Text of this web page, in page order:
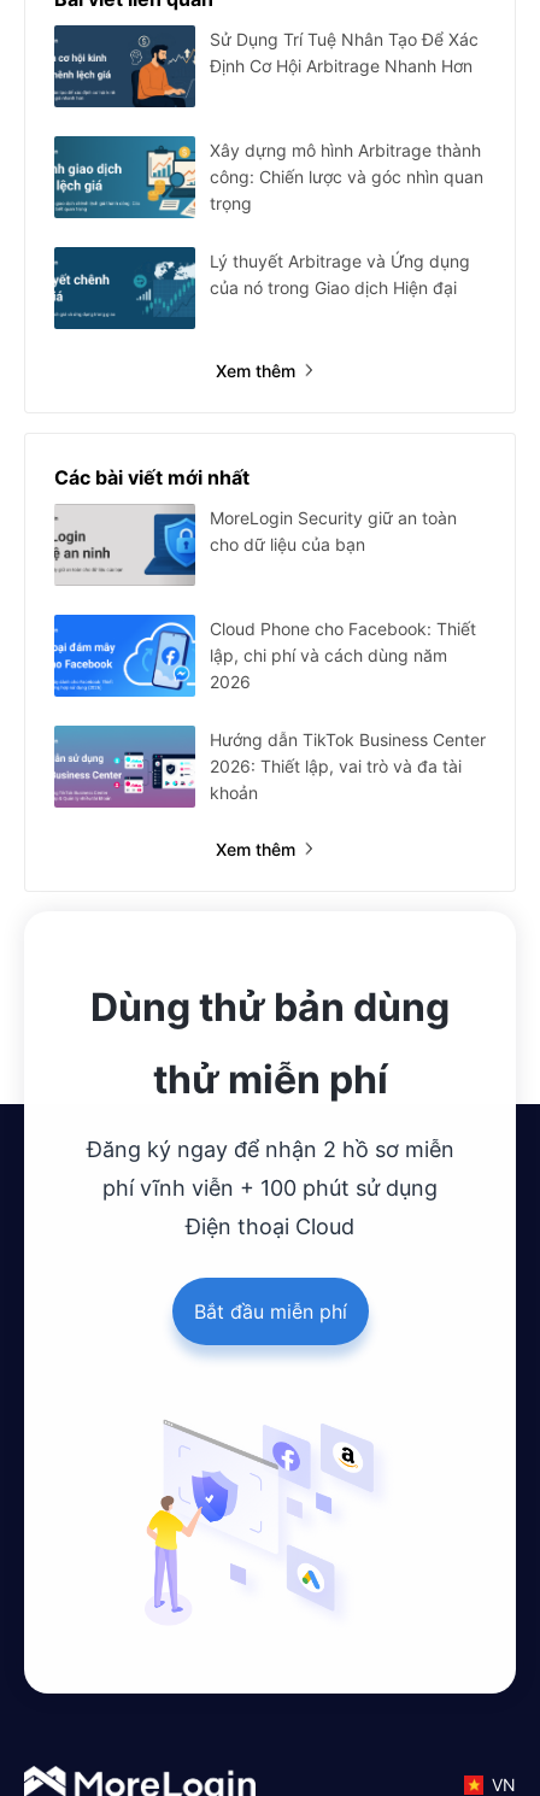
Sử Dụng Trí Tuệ Nhân Tạo Để Xác
Định Cơ Hội Arbitrage Nhanh Hơn
Xây dựng mô hình Arbitrage thành
công: Chiến lược và góc nhìn quan
trọng
Lý thuyết Arbitrage và Ứng dụng
của nó trong Giao dịch Hiện đại
Xem thêm
Các bài viết mới nhất
MoreLogin Security giữ an toàn
cho dữ liệu của bạn
Cloud Phone cho Facebook: Thiết
lập, chi phí và cách dùng năm
2026
Hướng dẫn TikTok Business Center
2026: Thiết lập, vai trò và đa tài
khoản
Xem thêm
Dùng thử bản dùng
thử miễn phí
Đăng ký ngay để nhận 2 hồ sơ miễn
phí vĩnh viễn + 100 phút sử dụng
Điện thoại Cloud
Bắt đầu miễn phí
VN